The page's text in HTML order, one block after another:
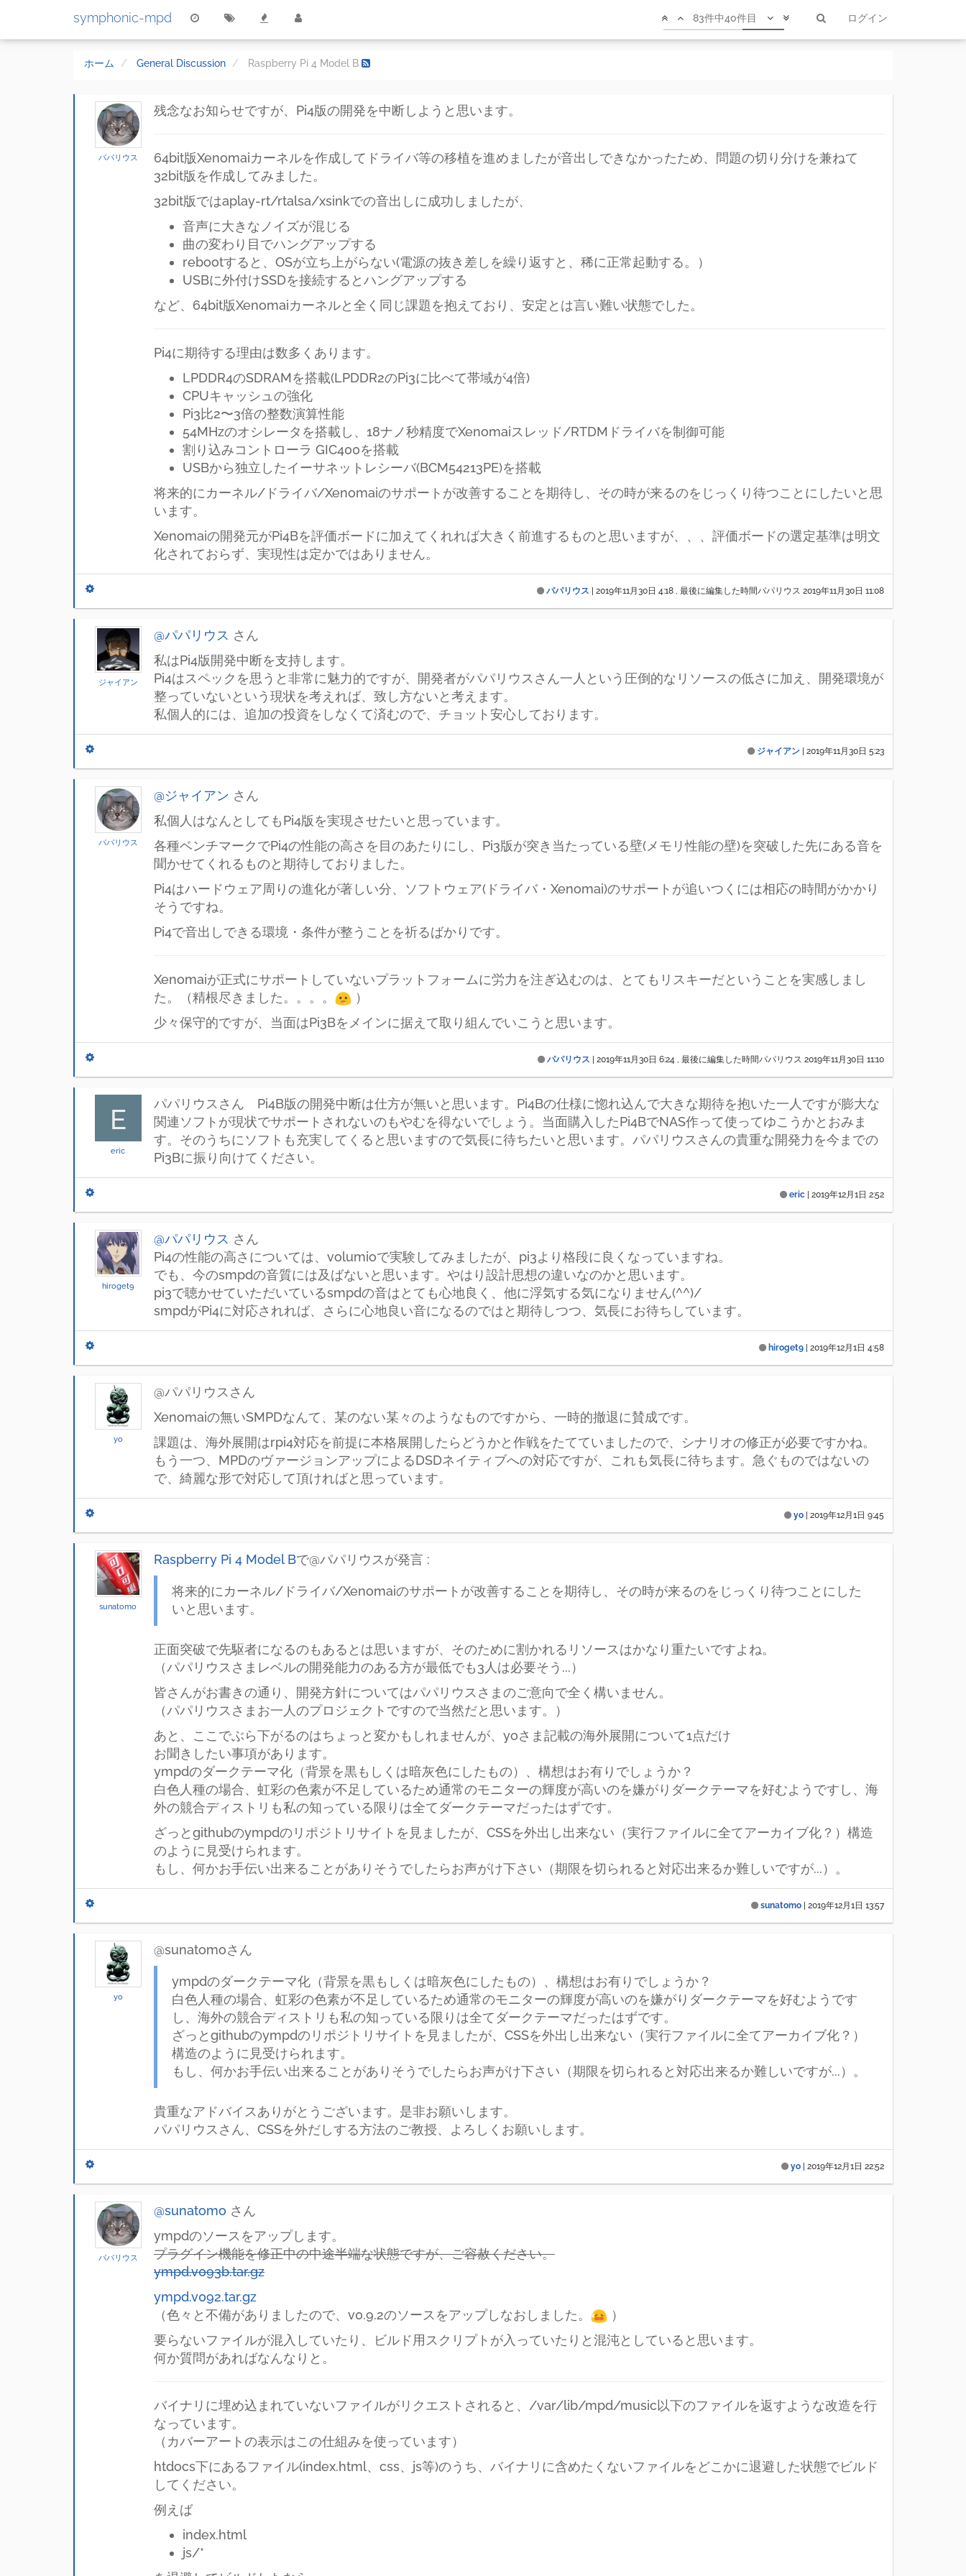
symphonic-mpd ログイン
83件中40件目
何かメリット有りましたっけ
1100円の差は大きい
パパリウス
残念なお知らせですが、Pi4版の開発を中断しようと思います。
64bit版Xenomaiカーネルを作成してドライバ等の移植を進めましたが音出しできなかったため、問題の切り分けを兼ねて
32bit版を作成してみました。
32bit版ではaplay-rt/rtalsa/xsinkでの音出しに成功しましたが、
音声に大きなノイズが混じる
曲の変わり目でハングアップする
rebootすると、OSが立ち上がらない(電源の抜き差しを繰り返すと、稀に正常起動する。）
USBに外付けSSDを接続するとハングアップする
など、64bit版Xenomaiカーネルと全く同じ課題を抱えており、安定とは言い難い状態でした。
Pi4に期待する理由は数多くあります。
LPDDR4のSDRAMを搭載(LPDDR2のPi3に比べて帯域が4倍)
CPUキャッシュの強化
Pi3比2〜3倍の整数演算性能
54MHzのオシレータを搭載し、18ナノ秒精度でXenomaiスレッド/RTDMドライバを制御可能
割り込みコントローラ GIC400を搭載
USBから独立したイーサネットレシーバ(BCM54213PE)を搭載
将来的にカーネル/ドライバ/Xenomaiのサポートが改善することを期待し、その時が来るのをじっくり待つことにしたいと思
います。
Xenomaiの開発元がPi4Bを評価ボードに加えてくれれば大きく前進するものと思いますが、、、評価ボードの選定基準は明文
化されておらず、実現性は定かではありません。
パパリウス 2019年11月30日 4:18 , 最後に編集した時間パパリウス 2019年11月30日 11:08
ジャイアン
@パパリウス さん
私はPi4版開発中断を支持します。
Pi4はスペックを思うと非常に魅力的ですが、開発者がパパリウスさん一人という圧倒的なリソースの低さに加え、開発環境が
整っていないという現状を考えれば、致し方ないと考えます。
私個人的には、追加の投資をしなくて済むので、チョット安心しております。
ジャイアン 2019年11月30日 5:23
パパリウス
@ジャイアン さん
私個人はなんとしてもPi4版を実現させたいと思っています。
各種ベンチマークでPi4の性能の高さを目のあたりにし、Pi3版が突き当たっている壁(メモリ性能の壁)を突破した先にある音を
聞かせてくれるものと期待しておりました。
Pi4はハードウェア周りの進化が著しい分、ソフトウェア(ドライバ・Xenomai)のサポートが追いつくには相応の時間がかかり
そうですね。
Pi4で音出しできる環境・条件が整うことを祈るばかりです。
Xenomaiが正式にサポートしていないプラットフォームに労力を注ぎ込むのは、とてもリスキーだということを実感しまし
た。（精根尽きました。。。。
）
少々保守的ですが、当面はPi3Bをメインに据えて取り組んでいこうと思います。
パパリウス 2019年11月30日 6:24 , 最後に編集した時間パパリウス 2019年11月30日 11:10
E
eric
パパリウスさん Pi4B版の開発中断は仕方が無いと思います。Pi4Bの仕様に惚れ込んで大きな期待を抱いた一人ですが膨大な
関連ソフトが現状でサポートされないのもやむを得ないでしょう。当面購入したPi4BでNAS作って使ってゆこうかとおみま
す。そのうちにソフトも充実してくると思いますので気長に待ちたいと思います。パパリウスさんの貴重な開発力を今までの
Pi3Bに振り向けてください。
eric 2019年12月1日 2:52
hiroget9
@パパリウス さん
Pi4の性能の高さについては、volumioで実験してみましたが、pi3より格段に良くなっていますね。
でも、今のsmpdの音質には及ばないと思います。やはり設計思想の違いなのかと思います。
pi3で聴かせていただいているsmpdの音はとても心地良く、他に浮気する気になりません(^^)/
smpdがPi4に対応されれば、さらに心地良い音になるのではと期待しつつ、気長にお待ちしています。
hiroget9 2019年12月1日 4:58
yo
@パパリウスさん
Xenomaiの無いSMPDなんて、某のない某々のようなものですから、一時的撤退に賛成です。
課題は、海外展開はrpi4対応を前提に本格展開したらどうかと作戦をたてていましたので、シナリオの修正が必要ですかね。
もう一つ、MPDのヴァージョンアップによるDSDネイティブへの対応ですが、これも気長に待ちます。急ぐものではないの
で、綺麗な形で対応して頂ければと思っています。
yo 2019年12月1日 9:45
sunatomo
Raspberry Pi 4 Model Bで@パパリウスが発言 :
将来的にカーネル/ドライバ/Xenomaiのサポートが改善することを期待し、その時が来るのをじっくり待つことにした
いと思います。
正面突破で先駆者になるのもあるとは思いますが、そのために割かれるリソースはかなり重たいですよね。
（パパリウスさまレベルの開発能力のある方が最低でも3人は必要そう...）
皆さんがお書きの通り、開発方針についてはパパリウスさまのご意向で全く構いません。
（パパリウスさまお一人のプロジェクトですので当然だと思います。）
あと、ここでぶら下がるのはちょっと変かもしれませんが、yoさま記載の海外展開について1点だけ
お聞きしたい事項があります。
ympdのダークテーマ化（背景を黒もしくは暗灰色にしたもの）、構想はお有りでしょうか？
白色人種の場合、虹彩の色素が不足しているため通常のモニターの輝度が高いのを嫌がりダークテーマを好むようですし、海
外の競合ディストリも私の知っている限りは全てダークテーマだったはずです。
ざっとgithubのympdのリポジトリサイトを見ましたが、CSSを外出し出来ない（実行ファイルに全てアーカイブ化？）構造
のように見受けられます。
もし、何かお手伝い出来ることがありそうでしたらお声がけ下さい（期限を切られると対応出来るか難しいですが...）。
sunatomo 2019年12月1日 13:57
yo
@sunatomoさん
ympdのダークテーマ化（背景を黒もしくは暗灰色にしたもの）、構想はお有りでしょうか？
白色人種の場合、虹彩の色素が不足しているため通常のモニターの輝度が高いのを嫌がりダークテーマを好むようです
し、海外の競合ディストリも私の知っている限りは全てダークテーマだったはずです。
ざっとgithubのympdのリポジトリサイトを見ましたが、CSSを外出し出来ない（実行ファイルに全てアーカイブ化？）
構造のように見受けられます。
もし、何かお手伝い出来ることがありそうでしたらお声がけ下さい（期限を切られると対応出来るか難しいですが...）。
貴重なアドバイスありがとうございます。是非お願いします。
パパリウスさん、CSSを外だしする方法のご教授、よろしくお願いします。
yo 2019年12月1日 22:52
パパリウス
@sunatomo さん
ympdのソースをアップします。
プラグイン機能を修正中の中途半端な状態ですが、ご容赦ください。
ympd.v093b.tar.gz
ympd.v092.tar.gz
（色々と不備がありましたので、v0.9.2のソースをアップしなおしました。
）
要らないファイルが混入していたり、ビルド用スクリプトが入っていたりと混沌としていると思います。
何か質問があればなんなりと。
バイナリに埋め込まれていないファイルがリクエストされると、/var/lib/mpd/music以下のファイルを返すような改造を行
なっています。
（カバーアートの表示はこの仕組みを使っています）
htdocs下にあるファイル(index.html、css、js等)のうち、バイナリに含めたくないファイルをどこかに退避した状態でビルド
してください。
例えば
index.html
js/*